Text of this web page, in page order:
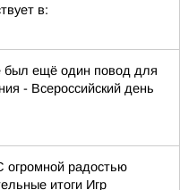
в:
был ещё один повод для
- Всероссийский день
огромной радостью
итоги Игр